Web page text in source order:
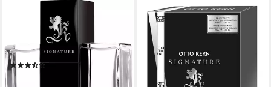
Eau de Toilette Signature
Man, 1-tlg., mit einer
energetischen Kopfnote
(3)
26,99 €
OTTO KERN
Duft-Set Otto Kern Signature
Duo Set (EdT 30 ml/ DG 75
ml), 2-tlg.
19,99 €
(190,38 €/ 1 l)